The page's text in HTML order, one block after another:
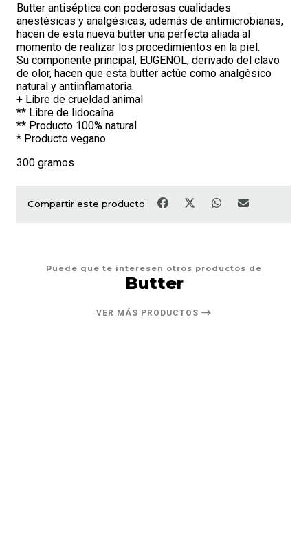
Butter antiséptica con poderosas cualidades
anestésicas y analgésicas, además de antimicrobianas,
hacen de esta nueva butter una perfecta aliada al
momento de realizar los procedimientos en la piel.
Su componente principal, EUGENOL, derivado del clavo
de olor, hacen que esta butter actúe como analgésico
natural y antiinflamatoria.
+ Libre de crueldad animal
** Libre de lidocaína
** Producto 100% natural
* Producto vegano
300 gramos
Compartir este producto
Puede que te interesen otros productos de
Butter
VER MÁS PRODUCTOS